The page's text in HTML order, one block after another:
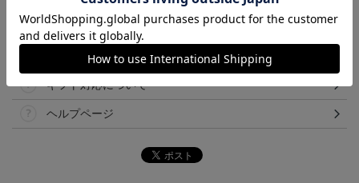
その他
決済について
ギフト対応について
ヘルプページ